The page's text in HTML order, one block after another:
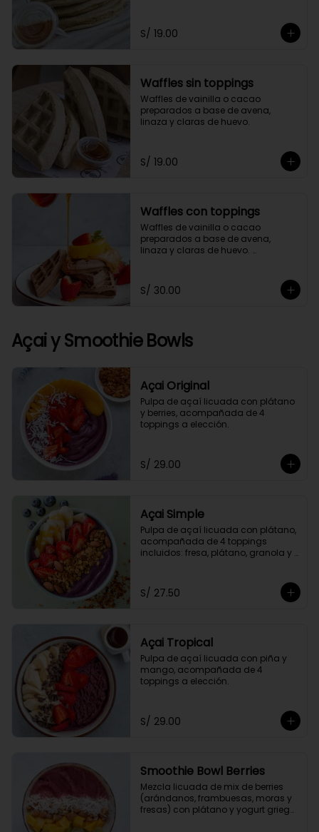
S/ 19.00
Waffles sin toppings
Waffles de vainilla o cacao
preparados a base de avena,
linaza y claras de huevo.
S/ 19.00
Waffles con toppings
Waffles de vainilla o cacao
preparados a base de avena,
linaza y claras de huevo.
S/ 30.00
Açai y Smoothie Bowls
Açai Original
Pulpa de açaí licuada con plátano
y berries, acompañada de 4
toppings a elección.
S/ 29.00
Açai Simple
Pulpa de açaí licuada con plátano,
acompañada de 4 toppings
incluidos: fresa, plátano, granola y
S/ 27.50
Açai Tropical
Pulpa de açaí licuada con piña y
mango, acompañada de 4
toppings a elección.
S/ 29.00
Smoothie Bowl Berries
Mezcla licuada de mix de berries
(arándanos, frambuesas, moras y
fresas) con plátano y yogurt griego